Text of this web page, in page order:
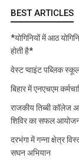
BEST ARTICLES
*योगिनियों में आठ
होती है*
वेस्ट प्वाइंट पब्लिक
बिहार में एनएचएम
राजकीय तिब्बी कॉलेज
शिविर का सफल
दरभंगा में गन्ना क्षेत्र
सघन अभियान